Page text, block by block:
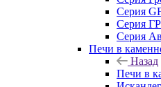
Серия
Серия
Серия
Печи в
Назад
Печи в